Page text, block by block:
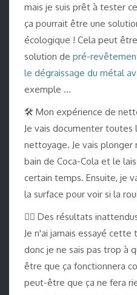
mais je suis prêt à tester
ça pourrait être une
écologique ! Cela peut
solution de pré-
le dégraissage du métal
exemple ...
🛠️ Mon expérience de
Je vais documenter toutes
nettoyage. Je vais plonger
bain de Coca-Cola et le
certain temps. Ensuite, je
la surface pour voir si la
🤷‍♂️ Des résultats
Je n'ai jamais essayé cette
donc je ne sais pas trop à
être que ça fonctionnera
peut-être que ça ne fera